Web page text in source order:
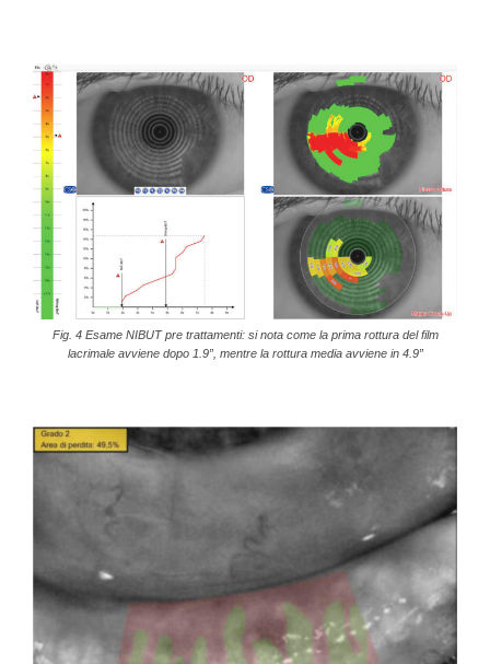
Fig. 4 Esame NIBUT pre trattamenti: si nota come la prima rottura del film
lacrimale avviene dopo 1.9”, mentre la rottura media avviene in 4.9”